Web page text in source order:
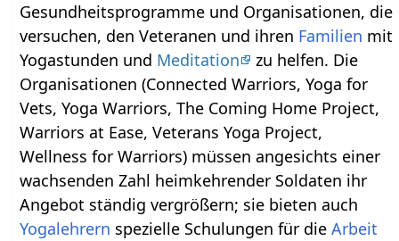
Gesundheitsprogramme und Organisationen, die
versuchen, den Veteranen und ihren Familien mit
Yogastunden und Meditation
zu helfen. Die
Organisationen (Connected Warriors, Yoga for
Vets, Yoga Warriors, The Coming Home Project,
Warriors at Ease, Veterans Yoga Project,
Wellness for Warriors) müssen angesichts einer
wachsenden Zahl heimkehrender Soldaten ihr
Angebot ständig vergrößern; sie bieten auch
Yogalehrern spezielle Schulungen für dieArbeit